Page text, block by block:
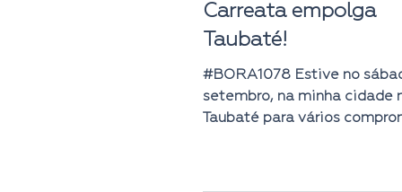
Carreata empolga
Taubaté!
#BORA1078 Estive no
setembro, na minha cidade
Taubaté para vários